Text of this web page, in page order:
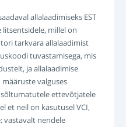
allalaadimiseks EST
millel on
tarkvara allalaadimist
tuvastamisega, mis
ja allalaadimise
valguses
ettevõtjatele
et neil on kasutusel VCI,
vastavalt nendele